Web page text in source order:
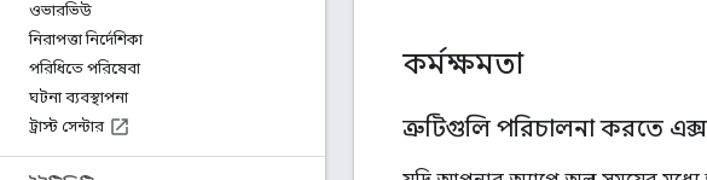
ওভারভিউ
নিরাপত্তা নির্দেশিকা
পরিধিতে পরিষেবা
ঘটনা ব্যবস্থাপনা
ট্রাস্ট সেন্টার
কর্মক্ষমতা
ত্রুটিগুলি পরিচালনা করতে